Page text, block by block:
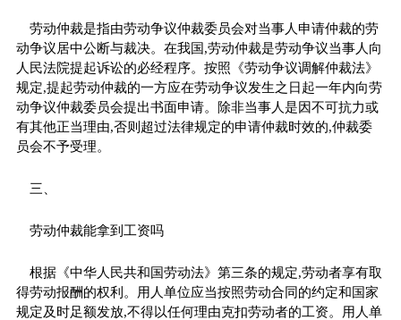
劳动仲裁是指由劳动争议仲裁委员会对当事人申请仲裁的劳
动争议居中公断与裁决。在我国,劳动仲裁是劳动争议当事人向
人民法院提起诉讼的必经程序。按照《劳动争议调解仲裁法》
规定,提起劳动仲裁的一方应在劳动争议发生之日起一年内向劳
动争议仲裁委员会提出书面申请。除非当事人是因不可抗力或
有其他正当理由,否则超过法律规定的申请仲裁时效的,仲裁委
员会不予受理。
三、
劳动仲裁能拿到工资吗
根据《中华人民共和国劳动法》第三条的规定,劳动者享有取
得劳动报酬的权利。用人单位应当按照劳动合同的约定和国家
规定及时足额发放,不得以任何理由克扣劳动者的工资。用人单